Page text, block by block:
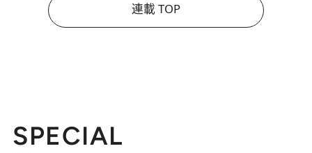
連載 TOP
SPECIAL